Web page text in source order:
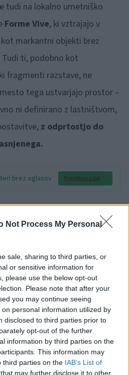
Not Process My Personal
sale, sharing to third parties, or
or sensitive information for
please use the below opt-out
Please note that after your
you may continue seeing
personal information utilized by
disclosed to third parties prior to
opt-out of the further
information by third parties on the
This information may
third parties on the IAB’s List of
that may further disclose it to other
tudi na lokalno umetniško
Forme Vive, ki vztrajajo v
markantni objekti brez
Tudi ti, podobno kot
fragmenti razstave, ne
tega ustvarjajo prostor –
ni definirano z lastništvom,
z odprtostjo do
brez oglasov Preizkusi zdaj
javno – in ali lahko še
temveč na njunem
kustos razstave
na Fakulteti za arhitekturo
iz fotografije na
of Art and Design v
Oddelku za fotografijo VIST ter